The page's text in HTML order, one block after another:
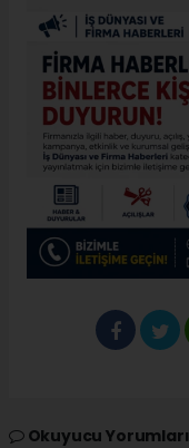
Okuyucu Yorumları